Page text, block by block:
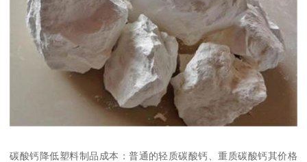
碳酸钙降低塑料制品成本：普通的轻质碳酸钙、重质碳酸钙其价格